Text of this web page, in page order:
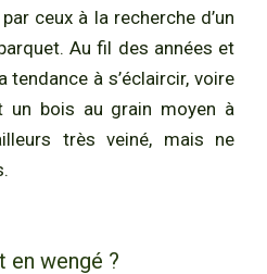
ceux à la recherche d’un
Au fil des années et
tendance à s’éclaircir, voire
un bois au grain moyen à
très veiné, mais ne
en wengé ?